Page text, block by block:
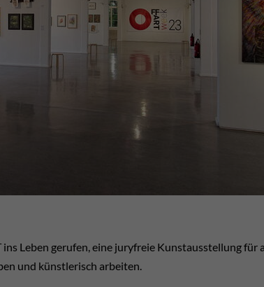
Leben gerufen, eine juryfreie Kunstausstellung für
und künstlerisch arbeiten.